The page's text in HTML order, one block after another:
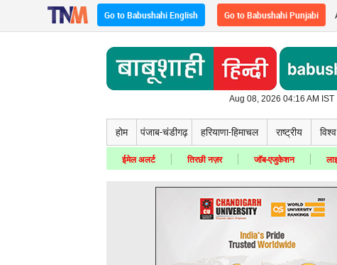
Go to Babushahi English Go to Babushahi Punjabi
Aug 08, 2026 04:16 AM IST
होम पंजाब-चंडीगढ़ हरियाणा-हिमाचल राष्ट्रीय
ईमेल अलर्ट तिरछी नज़र जॉब-एजुकेशन